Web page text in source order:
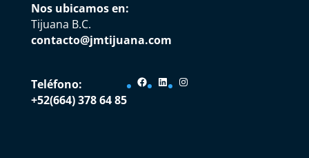
Nos ubicamos en:
Tijuana B.C.
contacto@jmtijuana.com
Teléfono:
+52(664) 378 64 85
Facebook
LinkedInInstagram